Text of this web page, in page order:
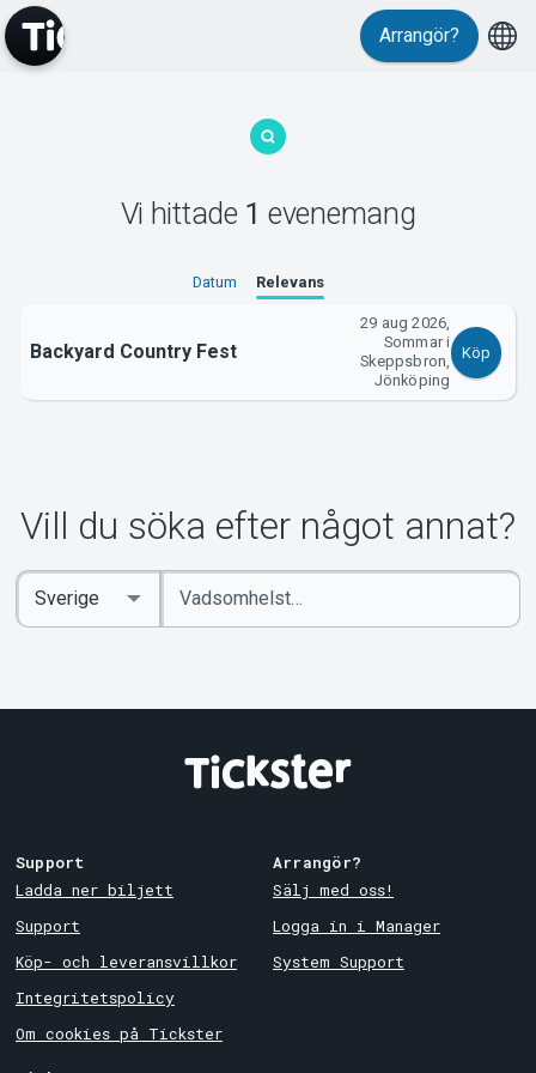
MyTickster
Om Tickster
Arrangör?
Vi hittade 1 evenemang
Datum Relevans
Backyard Country Fest
29 aug 2026,
Sommar i
Skeppsbron,
Jönköping
Köp
Vill du söka efter något annat?
Ange
sökord
Select
Country
Support
Ladda ner biljett
Support
Köp- och leveransvillkor
Integritetspolicy
Om cookies på Tickster
Arrangör?
Sälj med oss!
Logga in i Manager
System Support